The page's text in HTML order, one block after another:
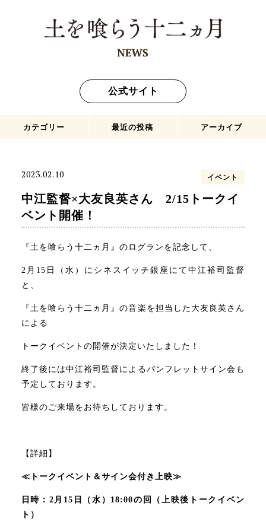
公式サイト
カテゴリー
タイアップ
最近の投稿
中江監督×大友良英さん 2/15トークイベント開催！
沢田研二、主演男優賞を受賞【キネマ旬報ベスト・テン】
沢田研二 男優主演賞を受賞【毎日映画コンクール】
『土を喰らう十二ヵ月』ヒット記念トークイベント＠長野
アーカイブ
2022年12月
2022年11月
2022年10月
2022年9月
2022年6月
2022年4月
2022年3月
2022年2月
2023.02.10 イベント
中江監督×大友良英さん 2/15トークイ
ベント開催！
『土を喰らう十二ヵ月』のログランを記念して、
2月15日（水）にシネスイッチ銀座にて中江裕司監督
と、
『土を喰らう十二ヵ月』の音楽を担当した大友良英さん
による
トークイベントの開催が決定いたしました！
終了後には中江裕司監督によるパンフレットサイン会も
予定しております。
皆様のご来場をお待ちしております。
【詳細】
≪トークイベント＆サイン会付き上映≫
日時：2月15日（水）18:00の回（上映後トークイベン
ト）